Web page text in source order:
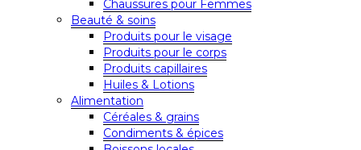
Chaussures pour Femmes
Beauté & soins
Produits pour le visage
Produits pour le corps
Produits capillaires
Huiles & Lotions
Alimentation
Céréales & grains
Condiments & épices